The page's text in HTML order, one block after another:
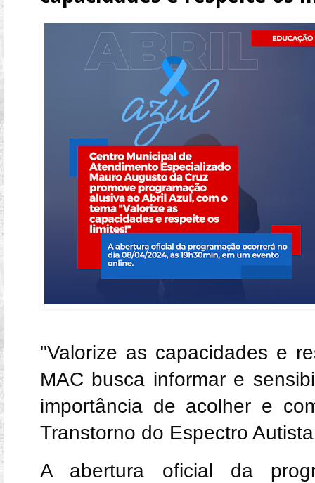
"Valorize as capacidades e
MAC busca informar e
importância de acolher e
Transtorno do Espectro
A abertura oficial da